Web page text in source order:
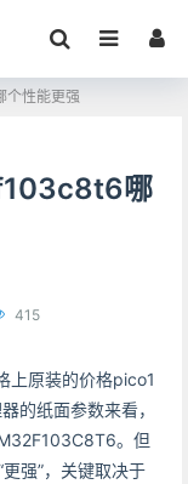
性能更强
哪
415
原装的价格pico1
的纸面参数来看，
。但
强”，关键取决于